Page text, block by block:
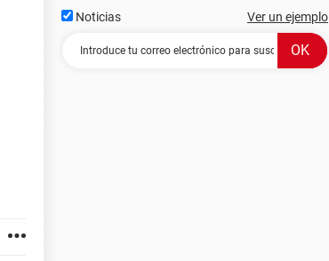
Noticias Ver un ejemplo